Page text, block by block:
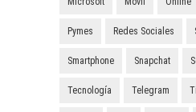
Pymes Redes Sociales
Smartphone Snapchat
Tecnología Telegram